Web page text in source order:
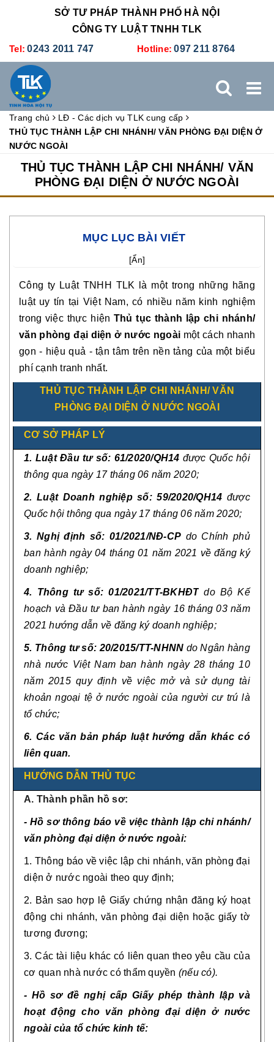
SỞ TƯ PHÁP THÀNH PHỐ HÀ NỘI
CÔNG TY LUẬT TNHH TLK
Tel: 0243 2011 747 Hotline: 097 211 8764
TRANG CHỦ GIỚI THIỆU DỊCH VỤ PHÁP LÝ
DỊCH VỤ KẾ TOÁN - THUẾ XÚC TIẾN THƯƠNG MẠI
Trang chủ
LĐ - Các dịch vụ TLK cung cấp
THỦ TỤC THÀNH LẬP CHI NHÁNH/ VĂN PHÒNG ĐẠI DIỆN Ở
NƯỚC NGOÀI
THỦ TỤC THÀNH LẬP CHI NHÁNH/ VĂN
PHÒNG ĐẠI DIỆN Ở NƯỚC NGOÀI
MỤC LỤC BÀI VIẾT
[Ẩn]
Công ty Luật TNHH TLK là một trong những hãng
luật uy tín tại Việt Nam, có nhiều năm kinh nghiệm
trong việc thực hiện Thủ tục thành lập chi nhánh/
văn phòng đại diện ở nước ngoài một cách nhanh
gọn - hiệu quả - tận tâm trên nền tảng của một biểu
phí cạnh tranh nhất.
THỦ TỤC THÀNH LẬP CHI NHÁNH/ VĂN
PHÒNG ĐẠI DIỆN Ở NƯỚC NGOÀI
CƠ SỞ PHÁP LÝ
1. Luật Đầu tư số: 61/2020/QH14 được Quốc hội
thông qua ngày 17 tháng 06 năm 2020;
2. Luật Doanh nghiệp số: 59/2020/QH14 được
Quốc hội thông qua ngày 17 tháng 06 năm 2020;
3. Nghị định số: 01/2021/NĐ-CP do Chính phủ
ban hành ngày 04 tháng 01 năm 2021 về đăng ký
doanh nghiệp;
4. Thông tư số: 01/2021/TT-BKHĐT do Bộ Kế
hoạch và Đầu tư ban hành ngày 16 tháng 03 năm
2021 hướng dẫn về đăng ký doanh nghiệp;
5. Thông tư số: 20/2015/TT-NHNN do Ngân hàng
nhà nước Việt Nam ban hành ngày 28 tháng 10
năm 2015 quy định về việc mở và sử dụng tài
khoản ngoại tệ ở nước ngoài của người cư trú là
tổ chức;
6. Các văn bản pháp luật hướng dẫn khác có
liên quan.
HƯỚNG DẪN THỦ TỤC
A. Thành phần hồ sơ:
- Hồ sơ thông báo về việc thành lập chi nhánh/
văn phòng đại diện ở nước ngoài:
1. Thông báo về việc lập chi nhánh, văn phòng đại
diện ở nước ngoài theo quy định;
2. Bản sao hợp lệ Giấy chứng nhận đăng ký hoạt
động chi nhánh, văn phòng đại diện hoặc giấy tờ
tương đương;
3. Các tài liệu khác có liên quan theo yêu cầu của
cơ quan nhà nước có thẩm quyền (nếu có).
- Hồ sơ đề nghị cấp Giấy phép thành lập và
hoạt động cho văn phòng đại diện ở nước
ngoài của tổ chức kinh tế: